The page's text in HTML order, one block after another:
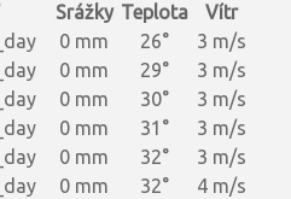
Srážky Teplota
Vítr
0 mm 26°
3 m/s
0 mm 29°
3 m/s
0 mm 30°
3 m/s
0 mm 31°
3 m/s
0 mm 32°
3 m/s
0 mm 32°
4 m/s